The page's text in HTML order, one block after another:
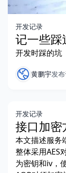
开发记录
记一些踩
开发时踩的坑
黄鹏宇发
开发记录
接口加密
本文描述服务
整体采用AES
为密钥和iv，